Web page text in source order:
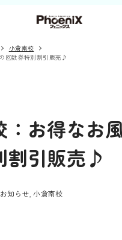
小倉南校
回数券特別割引販売♪
：お得なお
割引販売♪
お知らせ 小倉南校